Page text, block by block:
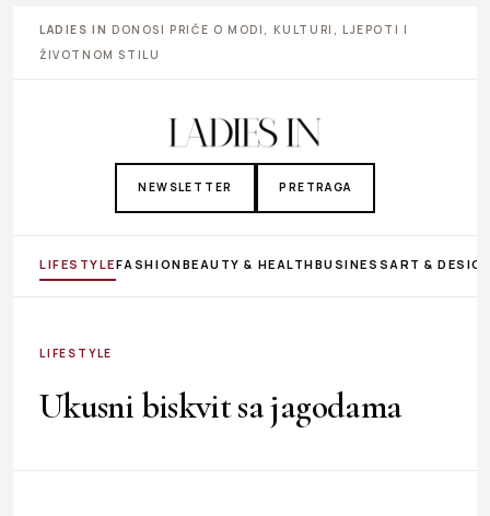
LADIES IN DONOSI PRIČE O MODI, KULTURI, LJEPOTI I
ŽIVOTNOM STILU
NEWSLETTER PRETRAGA
LIFESTYLEFASHIONBEAUTY & HEALTHBUSINESS ART &
LIFESTYLE
Ukusni biskvit sa jagodama